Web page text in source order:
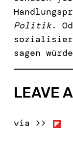
Politik.
sagen
LEAVE
via >>